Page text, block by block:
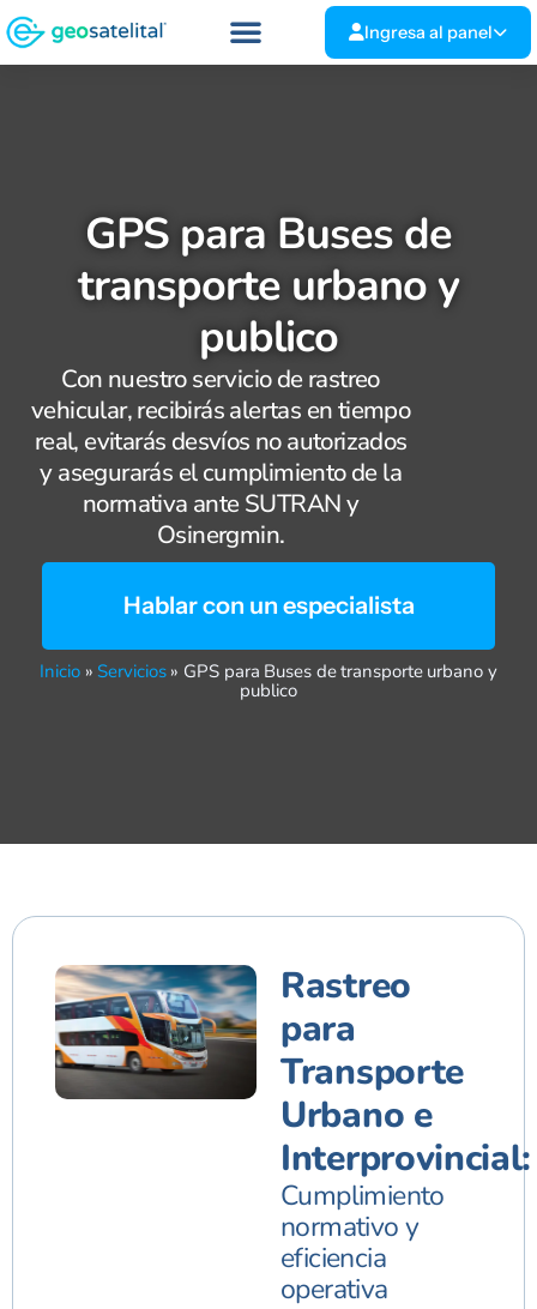
Ingresa al panel
GPS para Buses de
transporte urbano y
publico
Con nuestro servicio de rastreo
vehicular, recibirás alertas en tiempo
real, evitarás desvíos no autorizados
y asegurarás el cumplimiento de la
normativa ante SUTRAN y
Osinergmin.
Hablar con un especialista
Inicio»Servicios» GPS para Buses de transporte urbano y
publico
Rastreo
para
Transporte
Urbano e
Interprovincial:
Cumplimiento
normativo y
eficiencia
operativa